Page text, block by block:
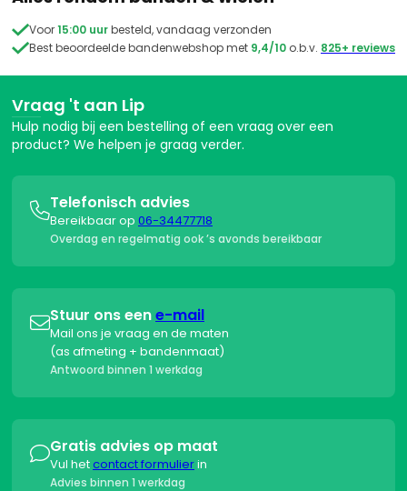
Voor15:00 uurbesteld, vandaag verzonden
Best beoordeelde bandenwebshop met 9,4/10 o.b.v. 825+ reviews
Vraag 't aan Lip
Hulp nodig bij een bestelling of een vraag over een
product? We helpen je graag verder.
Telefonisch advies
Bereikbaar op 06-34477718
Overdag en regelmatig ook ’s avonds bereikbaar
Stuur ons eene-mail
Mail ons je vraag en de maten
(as afmeting + bandenmaat)
Antwoord binnen 1 werkdag
Gratis advies op maat
Vul hetcontact formulierin
Advies binnen 1 werkdag